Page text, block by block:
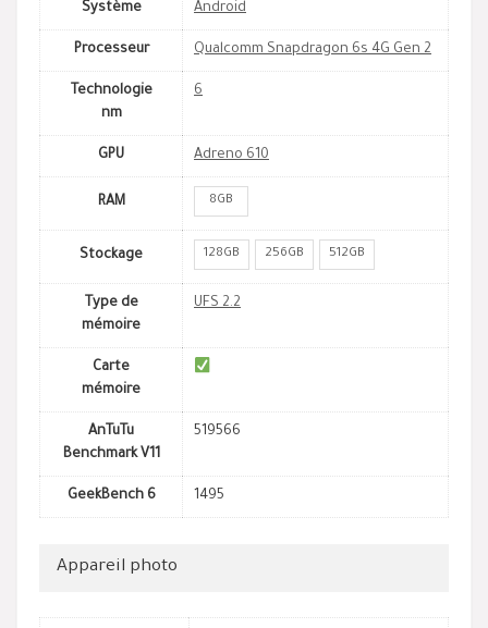
Système Android
Processeur Qualcomm Snapdragon 6s 4G Gen 2
Technologie
nm
6
GPU Adreno 610
RAM 8GB
Stockage 128GB 256GB 512GB
Type de
mémoire
UFS 2.2
Carte
mémoire
AnTuTu
Benchmark V11
519566
GeekBench 6 1495
Appareil photo